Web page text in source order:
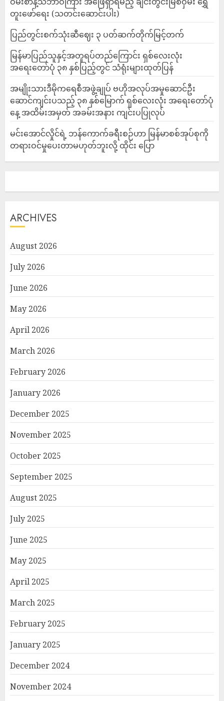
တူးဖော်ရေး (သတင်းဆောင်းပါး)
ပြည်တွင်းစက်သုံးဆီဈေး ၃ ပတ်ဆက်တိုက်မြင့်တက်
မြန်မာပြည်သူနှင့်အတူရပ်တည်ကြောင်း ရှစ်လေးလုံး
အရေးတော်ပုံ ၃၈ နှစ်ပြည့်တွင် သံရုံးများထုတ်ပြန်
အမျိုးသားဒီမိုကရေစီအဖွဲ့ချုပ် ဗဟိုအလုပ်အမှုဆောင်ဦး
ဆောင်ကျင်းပသည့် ၃၈ နှစ်မြောက် ရှစ်လေးလုံး အရေးတော်ပုံ
နေ့ အထိမ်းအမှတ် အခမ်းအနား ကျင်းပပြုလုပ်
မင်းအောင်လှိုင်ရဲ့ ဘန်ကောက်ခရီးစဉ်ဟာ မြန်မာစစ်အုပ်စုကို
တရားဝင်မှုပေးတာမဟုတ်ဘူးလို့ ထိုင်း ပြော
ARCHIVES
August 2026
July 2026
June 2026
May 2026
April 2026
March 2026
February 2026
January 2026
December 2025
November 2025
October 2025
September 2025
August 2025
July 2025
June 2025
May 2025
April 2025
March 2025
February 2025
January 2025
December 2024
November 2024